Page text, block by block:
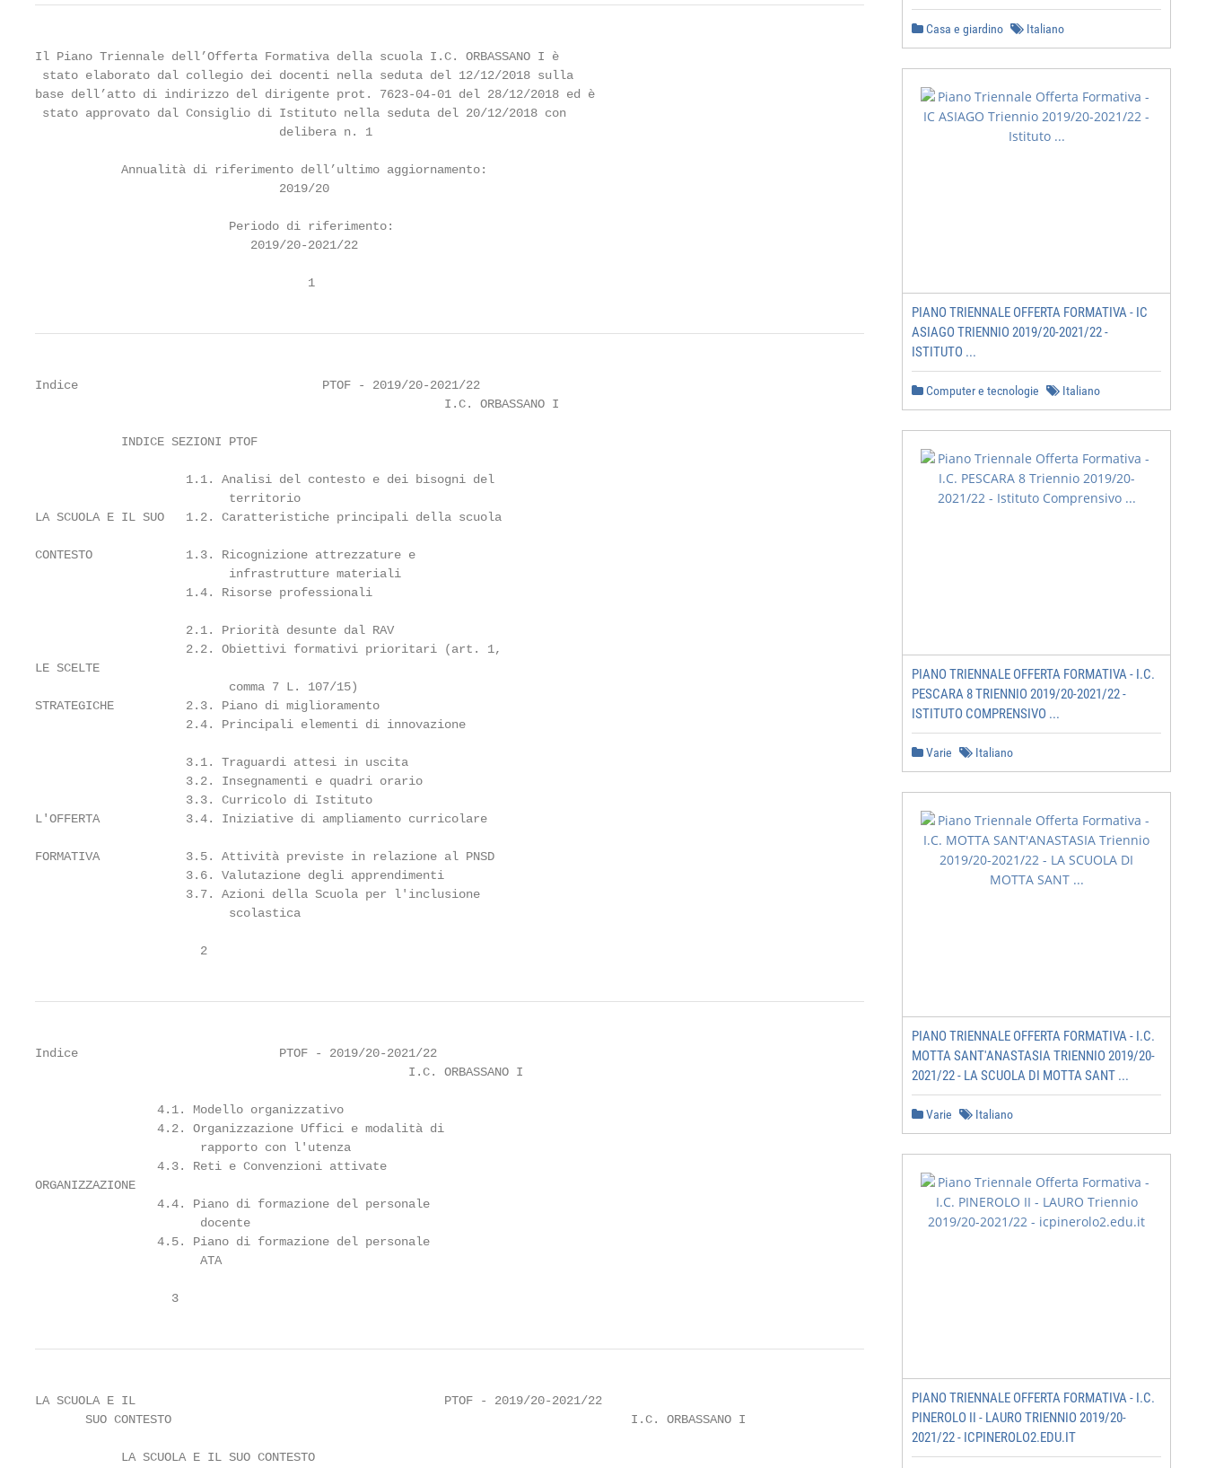
Il Piano Triennale dell’Offerta Formativa della scuola I.C. ORBASSANO I è
stato elaborato dal collegio dei docenti nella seduta del 12/12/2018 sulla
base dell’atto di indirizzo del dirigente prot. 7623-04-01 del 28/12/2018 ed è
stato approvato dal Consiglio di Istituto nella seduta del 20/12/2018 con
                                  delibera n. 1
            Annualità di riferimento dell’ultimo aggiornamento:
                                  2019/20
                           Periodo di riferimento:
                              2019/20-2021/22
                                      1
Indice                                  PTOF - 2019/20-2021/22
                                                         I.C. ORBASSANO I
            INDICE SEZIONI PTOF
                     1.1. Analisi del contesto e dei bisogni del
                           territorio
LA SCUOLA E IL SUO   1.2. Caratteristiche principali della scuola
CONTESTO             1.3. Ricognizione attrezzature e
                           infrastrutture materiali
                     1.4. Risorse professionali
                     2.1. Priorità desunte dal RAV
                     2.2. Obiettivi formativi prioritari (art. 1,
LE SCELTE
                           comma 7 L. 107/15)
STRATEGICHE          2.3. Piano di miglioramento
                     2.4. Principali elementi di innovazione
                     3.1. Traguardi attesi in uscita
                     3.2. Insegnamenti e quadri orario
                     3.3. Curricolo di Istituto
L'OFFERTA            3.4. Iniziative di ampliamento curricolare
FORMATIVA            3.5. Attività previste in relazione al PNSD
                     3.6. Valutazione degli apprendimenti
                     3.7. Azioni della Scuola per l'inclusione
                           scolastica
                       2
Indice                            PTOF - 2019/20-2021/22
                                                    I.C. ORBASSANO I
                 4.1. Modello organizzativo
                 4.2. Organizzazione Uffici e modalità di
                       rapporto con l'utenza
                 4.3. Reti e Convenzioni attivate
ORGANIZZAZIONE
                 4.4. Piano di formazione del personale
                       docente
                 4.5. Piano di formazione del personale
                       ATA
                   3
LA SCUOLA E IL                                           PTOF - 2019/20-2021/22
       SUO CONTESTO                                                                I.C. ORBASSANO I
            LA SCUOLA E IL SUO CONTESTO
Casa e giardino Italiano
PIANO TRIENNALE OFFERTA FORMATIVA - IC
ASIAGO TRIENNIO 2019/20-2021/22 -
ISTITUTO ...
Computer e tecnologie Italiano
PIANO TRIENNALE OFFERTA FORMATIVA - I.C.
PESCARA 8 TRIENNIO 2019/20-2021/22 -
ISTITUTO COMPRENSIVO ...
Varie Italiano
PIANO TRIENNALE OFFERTA FORMATIVA - I.C.
MOTTA SANT'ANASTASIA TRIENNIO 2019/20-
2021/22 - LA SCUOLA DI MOTTA SANT ...
Varie Italiano
PIANO TRIENNALE OFFERTA FORMATIVA - I.C.
PINEROLO II - LAURO TRIENNIO 2019/20-
2021/22 - ICPINEROLO2.EDU.IT